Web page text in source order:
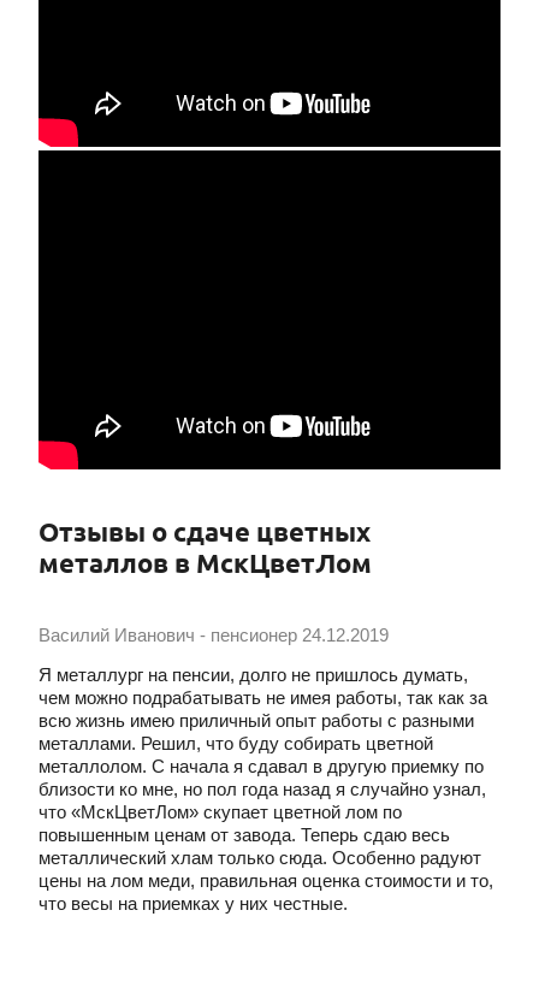
Отзывы о сдаче цветных
металлов в МскЦветЛом
Василий Иванович - пенсионер 24.12.2019
Я металлург на пенсии, долго не пришлось думать,
чем можно подрабатывать не имея работы, так как за
всю жизнь имею приличный опыт работы с разными
металлами. Решил, что буду собирать цветной
металлолом. С начала я сдавал в другую приемку по
близости ко мне, но пол года назад я случайно узнал,
что «‎МскЦветЛом»‎ скупает цветной лом по
повышенным ценам от завода. Теперь сдаю весь
металлический хлам только сюда. Особенно радуют
цены на лом меди, правильная оценка стоимости и то,
что весы на приемках у них честные.